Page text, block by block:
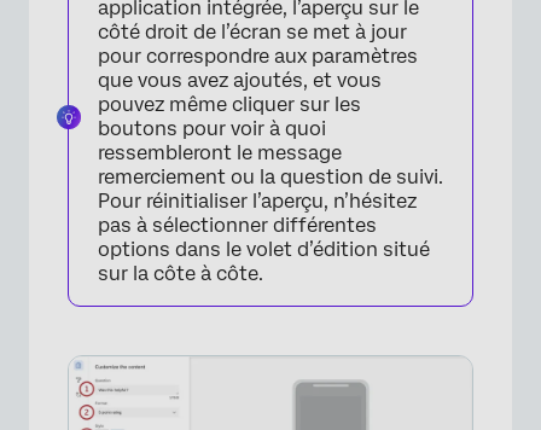
application intégrée, l’aperçu sur le
côté droit de l’écran se met à jour
pour correspondre aux paramètres
que vous avez ajoutés, et vous
pouvez même cliquer sur les
boutons pour voir à quoi
ressembleront le message
remerciement ou la question de suivi.
Pour réinitialiser l’aperçu, n’hésitez
pas à sélectionner différentes
options dans le volet d’édition situé
sur la côte à côte.